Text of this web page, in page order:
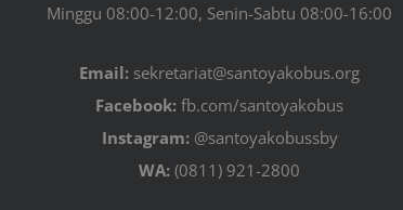
Minggu 08:00-12:00, Senin-Sabtu 08:00-16:00
Email: sekretariat@santoyakobus.org
Facebook: fb.com/santoyakobus
Instagram:@santoyakobussby
WA: (0811) 921-2800